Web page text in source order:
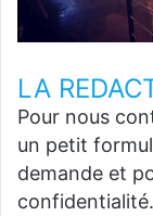
LA
Pour nous
un petit
demande et
confidentialité.